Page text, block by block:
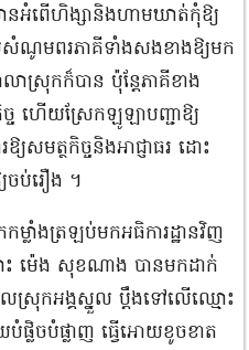
ានអំពើហិង្សានិងហាមឃាត់កុំឱ្យ
ណូមពរភាគីទាំងសងខាងឱ្យមក
ស្រុកក៏បាន ប៉ុន្តែភាគីខាង
ច ហើយស្រែកឡូឡាបញ្ជាឱ្យ
សមត្ថកិច្ចនិងអាជ្ញាធរ ដោះ
ចប់រឿង ។
ម្លាំងត្រឡប់មកអធិការដ្ឋានវិញ
ម៉េង សុខណាង បានមកដាក់
លស្រុកអង្គស្នួល​ ប្តឹងទៅលើឈ្មោះ
ផ្លិចបំផ្លាញ ធ្វើអោយខូចខាត